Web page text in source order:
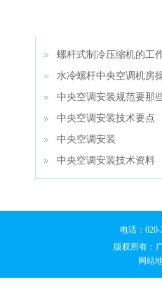
螺杆式制冷压缩机的工
水冷螺杆中央空调机房
中央空调安装规范要那
中央空调安装技术要点
中央空调安装
中央空调安装技术资料
电话：
版权所有：
网站